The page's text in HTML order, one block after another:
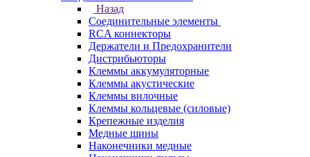
Назад
Соединительные элементы
RCA коннекторы
Держатели и Предохранители
Дистрибьюторы
Клеммы аккумуляторные
Клеммы акустические
Клеммы вилочные
Клеммы кольцевые (силовые)
Крепежные изделия
Медные шины
Наконечники медные